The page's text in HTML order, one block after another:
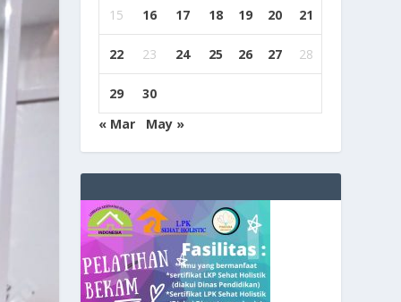
15 16 17 18 19 20 21
22 23 24 25 26 27 28
29
30
« Mar
May »